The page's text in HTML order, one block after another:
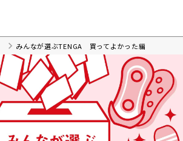
みんなが選ぶTENGA 買ってよかった編